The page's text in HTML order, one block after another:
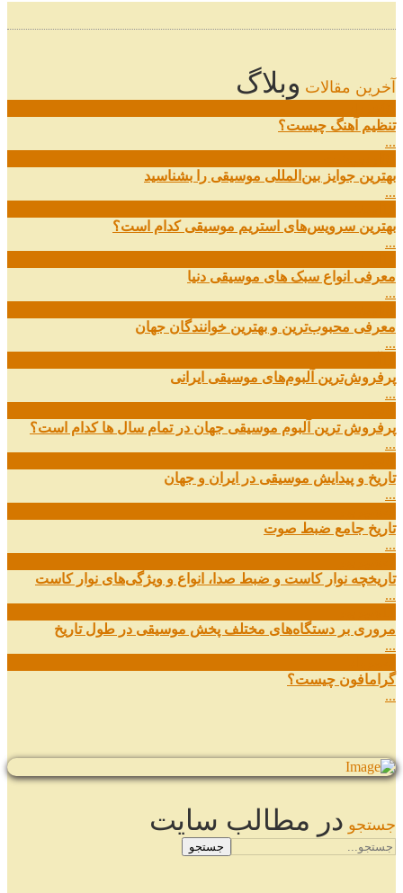
آخرین مقالات وبلاگ
تنظیم آهنگ چیست؟
...
بهترین جوایز بین‌المللی موسیقی را بشناسید
...
بهترین سرویس‌های استریم موسیقی کدام است؟
...
معرفی انواع سبک های موسیقی دنیا
...
معرفی محبوب‌ترین و بهترین خوانندگان جهان
...
پرفروش‌ترین آلبوم‌های موسیقی ایرانی
...
پرفروش ترین آلبوم موسیقی جهان در تمام سال ها کدام است؟
...
تاریخ و پیدایش موسیقی در ایران و جهان
...
تاریخ جامع ضبط صوت
...
تاریخچه نوار کاست و ضبط صدا، انواع و ویژگی‌های نوار کاست
...
مروری بر دستگاه‌های مختلف پخش موسیقی در طول تاریخ
...
گرامافون چیست؟
...
جستجو در مطالب سایت
جستجو